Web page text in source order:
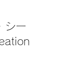
シー